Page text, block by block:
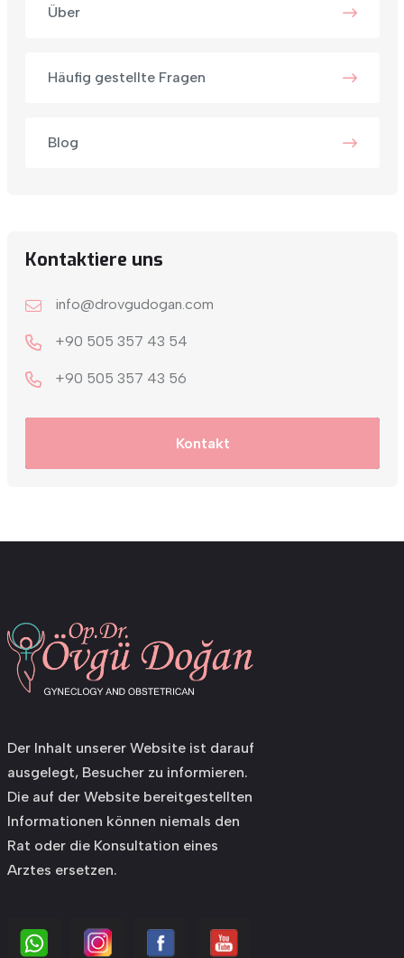
Über
Häufig gestellte Fragen
Blog
Kontaktiere uns
info@drovgudogan.com
+90 505 357 43 54
+9‎0 505 357 43 56
Kontakt
Der Inhalt unserer Website ist darauf
ausgelegt, Besucher zu informieren.
Die auf der Website bereitgestellten
Informationen können niemals den
Rat oder die Konsultation eines
Arztes ersetzen.